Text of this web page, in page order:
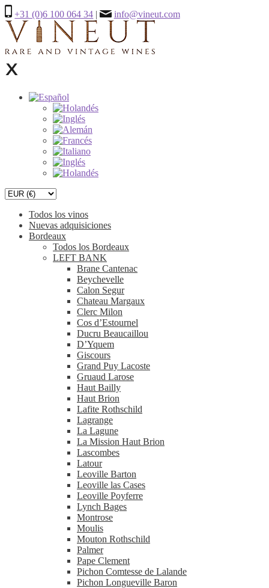
+31 (0)6 100 064 34 | info@vineut.com
Todos los vinos
Nuevas adquisiciones
Bordeaux
Todos los Bordeaux
LEFT BANK
Brane Cantenac
Beychevelle
Calon Segur
Chateau Margaux
Clerc Milon
Cos d’Estournel
Ducru Beaucaillou
D’Yquem
Giscours
Grand Puy Lacoste
Gruaud Larose
Haut Bailly
Haut Brion
Lafite Rothschild
Lagrange
La Lagune
La Mission Haut Brion
Lascombes
Latour
Leoville Barton
Leoville las Cases
Leoville Poyferre
Lynch Bages
Montrose
Moulis
Mouton Rothschild
Palmer
Pape Clement
Pichon Comtesse de Lalande
Pichon Longueville Baron